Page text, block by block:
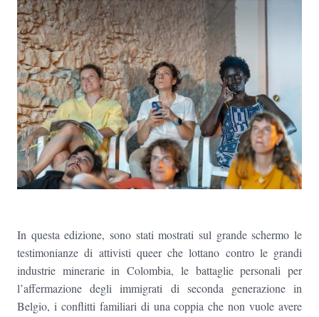
In questa edizione, sono stati mostrati sul grande schermo le
testimonianze di attivisti queer che lottano contro le grandi
industrie minerarie in Colombia, le battaglie personali per
l’affermazione degli immigrati di seconda generazione in
Belgio, i conflitti familiari di una coppia che non vuole avere